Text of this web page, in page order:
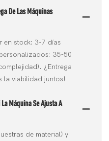
De Las Máquinas
en stock: 3-7 días
35-50
¿Entrega
la viabilidad juntos!
Máquina Se Ajusta A
de material) y